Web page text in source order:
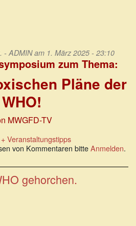
- ADMINam 1. März 2025 - 23:10
zum Thema:
Pläne der
WHO!
MWGFD-TV
Veranstaltungstipps
von Kommentaren bitteAnmelden.
gehorchen.